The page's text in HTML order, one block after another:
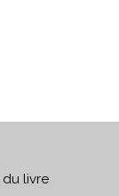
livre